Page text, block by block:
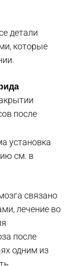
детали
которые
после
установка
см. в
связано
лечение во
после
одним из